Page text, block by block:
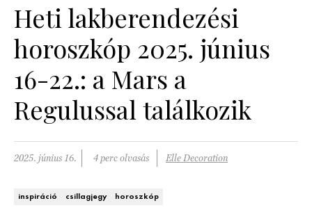
SZOBÁK
Konyha
Fürdőszoba
Nappali
Hálószoba
ÖTLETEK
Szállodák és vendégházak
Lakások
Heti lakberendezési
horoszkóp 2025. június
16-22.: a Mars a
Regulussal találkozik
2025. június 16. 4 perc olvasás Elle Decoration
inspiráció csillagjegy horoszkóp